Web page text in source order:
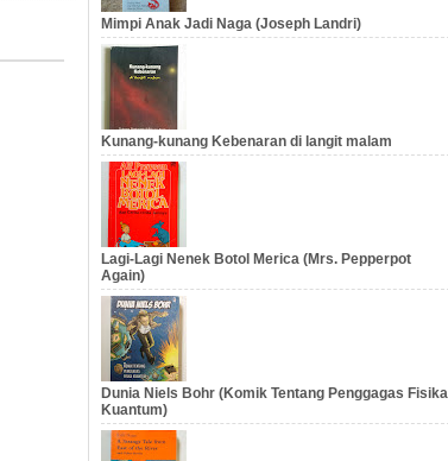
Mimpi Anak Jadi Naga (Joseph Landri)
Kunang-kunang Kebenaran di langit malam
Lagi-Lagi Nenek Botol Merica (Mrs. Pepperpot
Again)
Dunia Niels Bohr (Komik Tentang Penggagas Fisika
Kuantum)